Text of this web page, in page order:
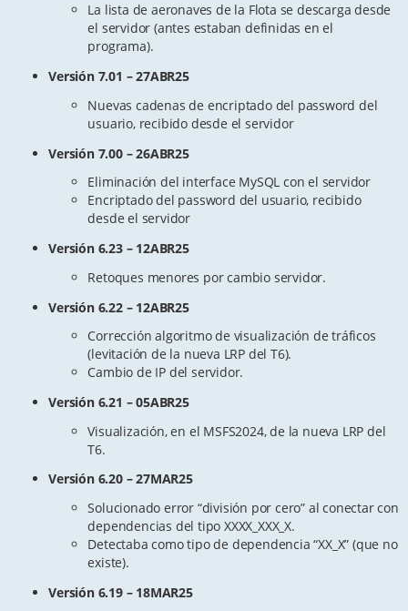
La lista de aeronaves de la Flota se descarga desde
el servidor (antes estaban definidas en el
programa).
Versión 7.01 – 27ABR25
Nuevas cadenas de encriptado del password del
usuario, recibido desde el servidor
Versión 7.00 – 26ABR25
Eliminación del interface MySQL con el servidor
Encriptado del password del usuario, recibido
desde el servidor
Versión 6.23 – 12ABR25
Retoques menores por cambio servidor.
Versión 6.22 – 12ABR25
Corrección algoritmo de visualización de tráficos
(levitación de la nueva LRP del T6).
Cambio de IP del servidor.
Versión 6.21 – 05ABR25
Visualización, en el MSFS2024, de la nueva LRP del
T6.
Versión 6.20 – 27MAR25
Solucionado error “división por cero” al conectar con
dependencias del tipo XXXX_XXX_X.
Detectaba como tipo de dependencia “XX_X” (que no
existe).
Versión 6.19 – 18MAR25